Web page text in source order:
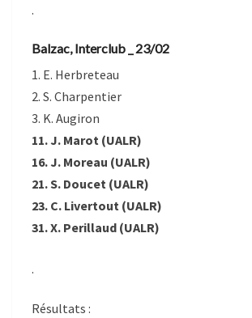
.
Balzac, Interclub _ 23/02
1. E. Herbreteau
2. S. Charpentier
3. K. Augiron
11. J. Marot (UALR)
16. J. Moreau (UALR)
21. S. Doucet (UALR)
23. C. Livertout (UALR)
31. X. Perillaud (UALR)
.
Résultats :